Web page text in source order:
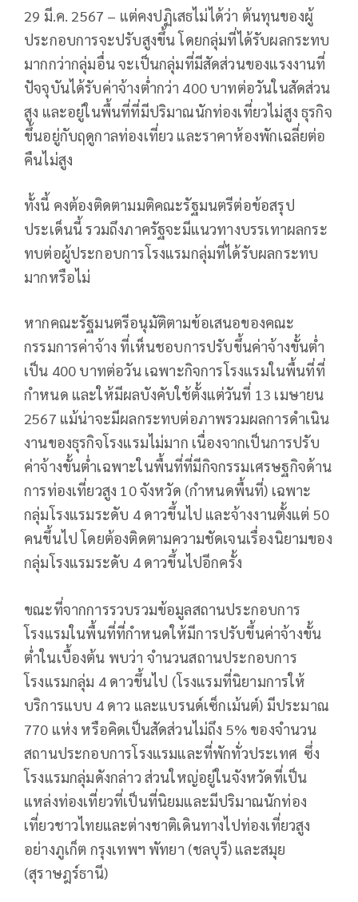
29 มี.ค. 2567 – แต่คงปฏิเสธไม่ได้ว่า ต้นทุนของผู้
ประกอบการจะปรับสูงขึ้น โดยกลุ่มที่ได้รับผลกระทบ
มากกว่ากลุ่มอื่น จะเป็นกลุ่มที่มีสัดส่วนของแรงงานที่
ปัจจุบันได้รับค่าจ้างต่ำกว่า 400 บาทต่อวันในสัดส่วน
สูง และอยู่ในพื้นที่ที่มีปริมาณนักท่องเที่ยวไม่สูง ธุรกิจ
ขึ้นอยู่กับฤดูกาลท่องเที่ยว และราคาห้องพักเฉลี่ยต่อ
คืนไม่สูง
ทั้งนี้ คงต้องติดตามมติคณะรัฐมนตรีต่อข้อสรุป
ประเด็นนี้ รวมถึงภาครัฐจะมีแนวทางบรรเทาผลกระ
ทบต่อผู้ประกอบการโรงแรมกลุ่มที่ได้รับผลกระทบ
มากหรือไม่
หากคณะรัฐมนตรีอนุมัติตามข้อเสนอของคณะ
กรรมการค่าจ้าง ที่เห็นชอบการปรับขึ้นค่าจ้างขั้นต่ำ
เป็น 400 บาทต่อวัน เฉพาะกิจการโรงแรมในพื้นที่ที่
กำหนด และให้มีผลบังคับใช้ตั้งแต่วันที่ 13 เมษายน
2567 แม้น่าจะมีผลกระทบต่อภาพรวมผลการดำเนิน
งานของธุรกิจโรงแรมไม่มาก เนื่องจากเป็นการปรับ
ค่าจ้างขั้นต่ำเฉพาะในพื้นที่ที่มีกิจกรรมเศรษฐกิจด้าน
การท่องเที่ยวสูง 10 จังหวัด (กำหนดพื้นที่) เฉพาะ
กลุ่มโรงแรมระดับ 4 ดาวขึ้นไป และจ้างงานตั้งแต่ 50
คนขึ้นไป โดยต้องติดตามความชัดเจนเรื่องนิยามของ
กลุ่มโรงแรมระดับ 4 ดาวขึ้นไปอีกครั้ง
ขณะที่จากการรวบรวมข้อมูลสถานประกอบการ
โรงแรมในพื้นที่ที่กำหนดให้มีการปรับขึ้นค่าจ้างขั้น
ต่ำในเบื้องต้น พบว่า จำนวนสถานประกอบการ
โรงแรมกลุ่ม 4 ดาวขึ้นไป (โรงแรมที่นิยามการให้
บริการแบบ 4 ดาว และแบรนด์เซ็กเม้นต์) มีประมาณ
770 แห่ง หรือคิดเป็นสัดส่วนไม่ถึง 5% ของจำนวน
สถานประกอบการโรงแรมและที่พักทั่วประเทศ ซึ่ง
โรงแรมกลุ่มดังกล่าว ส่วนใหญ่อยู่ในจังหวัดที่เป็น
แหล่งท่องเที่ยวที่เป็นที่นิยมและมีปริมาณนักท่อง
เที่ยวชาวไทยและต่างชาติเดินทางไปท่องเที่ยวสูง
อย่างภูเก็ต กรุงเทพฯ พัทยา (ชลบุรี) และสมุย
(สุราษฎร์ธานี)